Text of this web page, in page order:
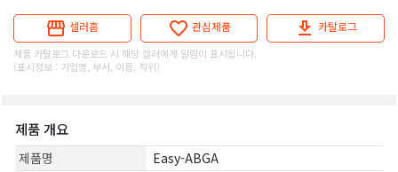
셀러홈 관심제품 카탈로그
제품 카탈로그 다운로드 시 해당 셀러에게 알림이 표시됩니다.
(표시정보 : 기업명, 부서, 이름, 직위)
제품 개요
제품명 Easy-ABGA